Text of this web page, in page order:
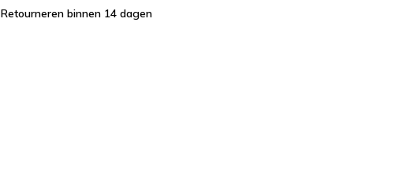
Retourneren binnen 14 dagen